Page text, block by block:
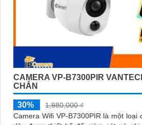
CAMERA VP-B7300PIR
CHẮN
30%
1,980,000 ₫
Camera Wifi VP-B7300PIR là một loại